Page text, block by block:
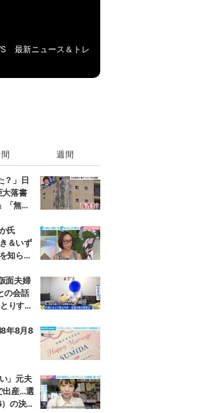
最新ニュース＆トレ
週間
？」日
大落書
「無許
氏
＆いず
知らさ
」
面夫婦
の会話
りする
8年8月8
」元夫
出産…選
の決断